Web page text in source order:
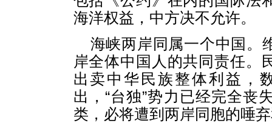
海洋权益，中方决不允许。
海峡两岸同属一个中国。
岸全体中国人的共同责任。
出卖中华民族整体利益，
出，“台独”势力已经完全丧
类，必将遭到两岸同胞的唾